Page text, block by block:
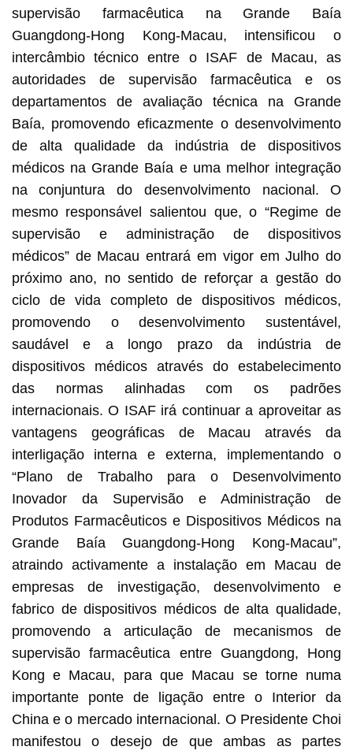
supervisão farmacêutica na Grande Baía
Guangdong-Hong Kong-Macau, intensificou o
intercâmbio técnico entre o ISAF de Macau, as
autoridades de supervisão farmacêutica e os
departamentos de avaliação técnica na Grande
Baía, promovendo eficazmente o desenvolvimento
de alta qualidade da indústria de dispositivos
médicos na Grande Baía e uma melhor integração
na conjuntura do desenvolvimento nacional. O
mesmo responsável salientou que, o “Regime de
supervisão e administração de dispositivos
médicos” de Macau entrará em vigor em Julho do
próximo ano, no sentido de reforçar a gestão do
ciclo de vida completo de dispositivos médicos,
promovendo o desenvolvimento sustentável,
saudável e a longo prazo da indústria de
dispositivos médicos através do estabelecimento
das normas alinhadas com os padrões
internacionais. O ISAF irá continuar a aproveitar as
vantagens geográficas de Macau através da
interligação interna e externa, implementando o
“Plano de Trabalho para o Desenvolvimento
Inovador da Supervisão e Administração de
Produtos Farmacêuticos e Dispositivos Médicos na
Grande Baía Guangdong-Hong Kong-Macau”,
atraindo activamente a instalação em Macau de
empresas de investigação, desenvolvimento e
fabrico de dispositivos médicos de alta qualidade,
promovendo a articulação de mecanismos de
supervisão farmacêutica entre Guangdong, Hong
Kong e Macau, para que Macau se torne numa
importante ponte de ligação entre o Interior da
China e o mercado internacional. O Presidente Choi
manifestou o desejo de que ambas as partes